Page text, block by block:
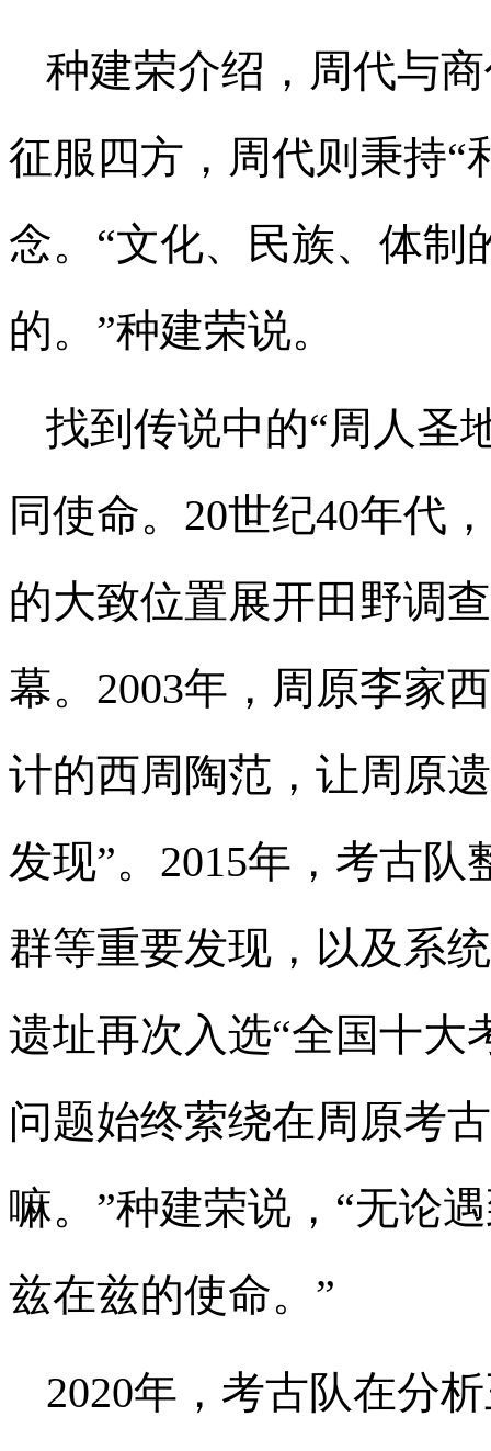
种建荣介绍，周代与
征服四方，周代则秉持“
念。“文化、民族、体制
的。”种建荣说。
找到传说中的“周人圣
同使命。20世纪40年代
的大致位置展开田野调
幕。2003年，周原李家
计的西周陶范，让周原
发现”。2015年，考古
群等重要发现，以及系
遗址再次入选“全国十大
问题始终萦绕在周原考
嘛。”种建荣说，“无论
兹在兹的使命。”
2020年，考古队在分